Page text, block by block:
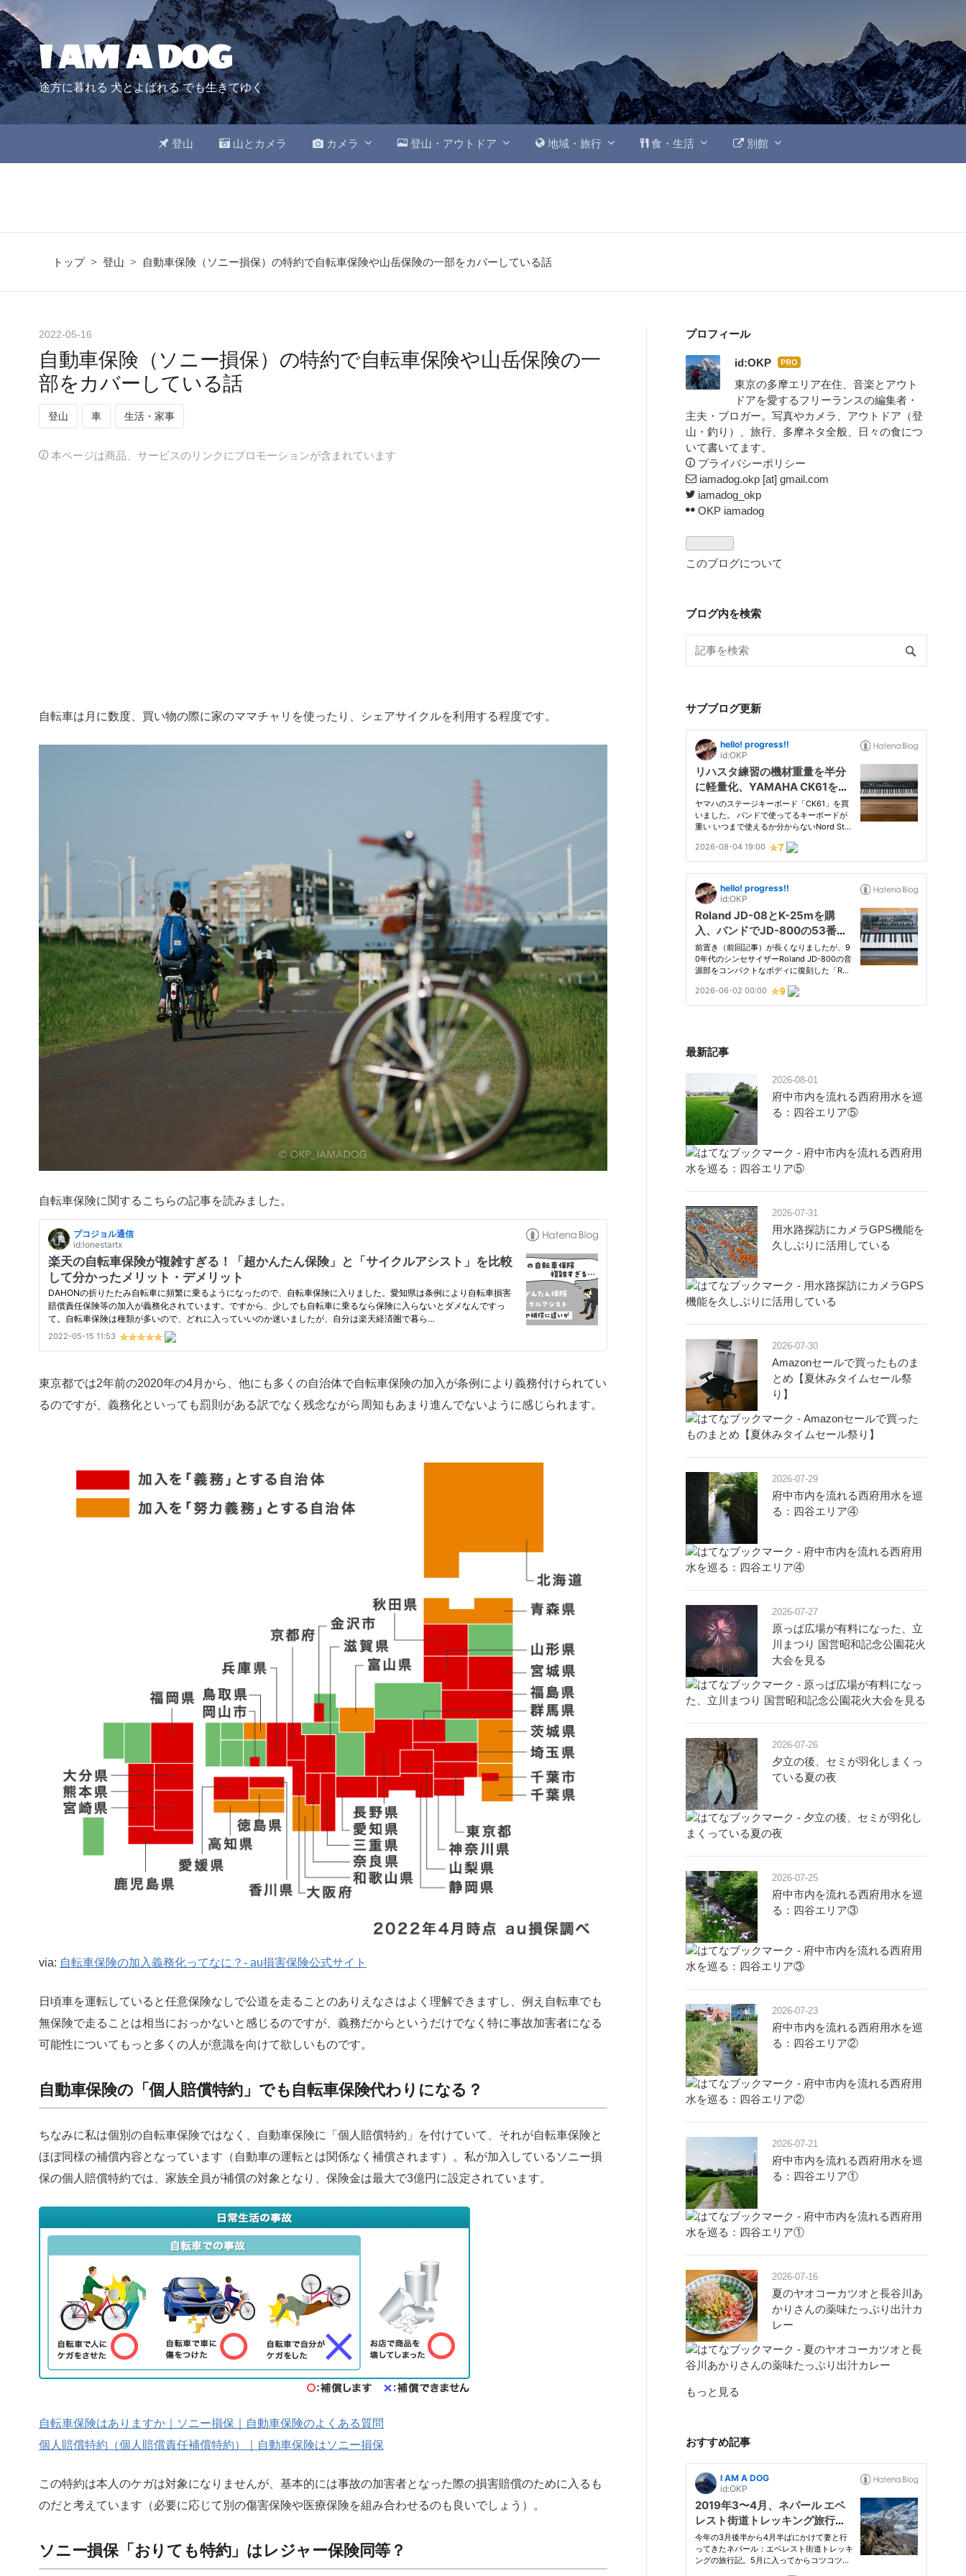
I AM A DOG
途方に暮れる 犬とよばれる でも生きてゆく
登山 山とカメラ カメラ 登山・アウトドア 地域・旅行 食・生活 別館
トップ > 登山 > 自動車保険（ソニー損保）の特約で自転車保険や山岳保険の一部をカバーしている話
2022-05-16
自動車保険（ソニー損保）の特約で自転車保険や山岳保険の一
部をカバーしている話
登山 車 生活・家事
本ページは商品、サービスのリンクにプロモーションが含まれています
自転車は月に数度、買い物の際に家のママチャリを使ったり、シェアサイクルを利用する程度です。
自転車保険に関するこちらの記事を読みました。
東京都では2年前の2020年の4月から、他にも多くの自治体で自転車保険の加入が条例により義務付けられてい
るのですが、義務化といっても罰則がある訳でなく残念ながら周知もあまり進んでないように感じられます。
via: 自転車保険の加入義務化ってなに？- au損害保険公式サイト
日頃車を運転していると任意保険なしで公道を走ることのありえなさはよく理解できますし、例え自転車でも
無保険で走ることは相当におっかないと感じるのですが、義務だからというだけでなく特に事故加害者になる
可能性についてもっと多くの人が意識を向けて欲しいものです。
自動車保険の「個人賠償特約」でも自転車保険代わりになる？
ちなみに私は個別の自転車保険ではなく、自動車保険に「個人賠償特約」を付けていて、それが自転車保険と
ほぼ同様の補償内容となっています（自動車の運転とは関係なく補償されます）。私が加入しているソニー損
保の個人賠償特約では、家族全員が補償の対象となり、保険金は最大で3億円に設定されています。
自転車保険はありますか｜ソニー損保｜自動車保険のよくある質問
個人賠償特約（個人賠償責任補償特約）｜自動車保険はソニー損保
この特約は本人のケガは対象になりませんが、基本的には事故の加害者となった際の損害賠償のために入るも
のだと考えています（必要に応じて別の傷害保険や医療保険を組み合わせるのも良いでしょう）。
ソニー損保「おりても特約」はレジャー保険同等？
プロフィール
id:OKP はて
なブ
ログ
Pro
東京の多摩エリア在住、音楽とアウト
ドアを愛するフリーランスの編集者・
主夫・ブロガー。写真やカメラ、アウトドア（登
山・釣り）、旅行、多摩ネタ全般、日々の食につ
いて書いてます。
プライバシーポリシー
iamadog.okp [at] gmail.com
iamadog_okp
OKP iamadog
このブログについて
ブログ内を検索
サブブログ更新
最新記事
2026-08-01
府中市内を流れる西府用水を巡
る：四谷エリア⑤
2026-07-31
用水路探訪にカメラGPS機能を
久しぶりに活用している
2026-07-30
Amazonセールで買ったものま
とめ【夏休みタイムセール祭
り】
2026-07-29
府中市内を流れる西府用水を巡
る：四谷エリア④
2026-07-27
原っぱ広場が有料になった、立
川まつり 国営昭和記念公園花火
大会を見る
2026-07-26
夕立の後、セミが羽化しまくっ
ている夏の夜
2026-07-25
府中市内を流れる西府用水を巡
る：四谷エリア③
2026-07-23
府中市内を流れる西府用水を巡
る：四谷エリア②
2026-07-21
府中市内を流れる西府用水を巡
る：四谷エリア①
2026-07-16
夏のヤオコーカツオと長谷川あ
かりさんの薬味たっぷり出汁カ
レー
もっと見る
おすすめ記事